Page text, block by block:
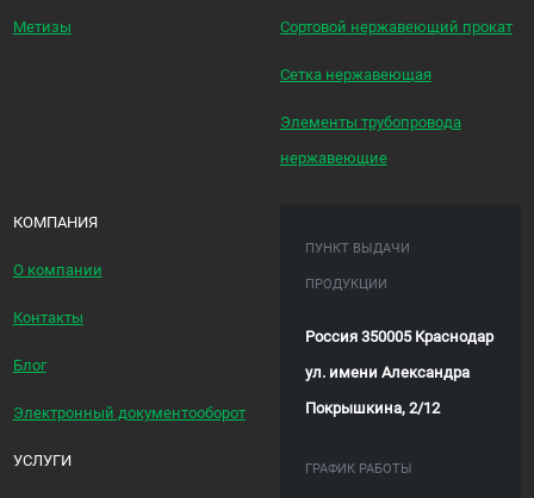
Метизы Сортовой нержавеющий прокат
Сетка нержавеющая
Элементы трубопровода
нержавеющие
КОМПАНИЯ
О компании
Контакты
Блог
Электронный документооборот
УСЛУГИ
ПУНКТ ВЫДАЧИ
ПРОДУКЦИИ
Россия 350005 Краснодар
ул. имени Александра
Покрышкина, 2/12
ГРАФИК РАБОТЫ